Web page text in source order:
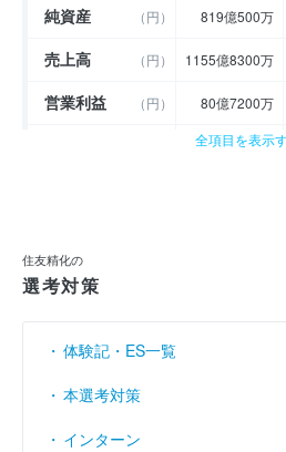
純資産 （円） 819億500万
売上高 （円） 1155億8300万
営業利益 （円） 80億7200万
89億1500万
売上伸び率
営業利益率 （％） 6.98
経常利益率 （％）
全項目を表示
住友精化の
選考対策
体験記・ES一覧
本選考対策
インターン